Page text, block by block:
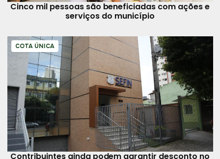
Cinco mil pessoas são beneficiadas com ações e
serviços do município
COTA ÚNICA
Contribuintes ainda podem garantir desconto no